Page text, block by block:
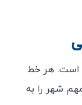
است. هر خط
شهر را به